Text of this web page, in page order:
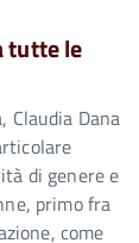
tutte le
Claudia Dana
di genere e
primo fra
come